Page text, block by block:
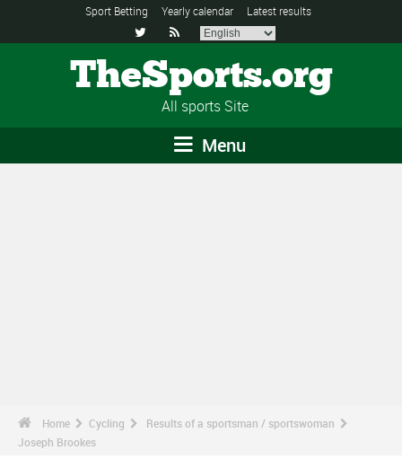
Sport Betting Yearly calendar Latest results
 
TheSports.org
All sports Site
Menu
Home Cycling
Results of a sportsman / sportswoman
Joseph Brookes